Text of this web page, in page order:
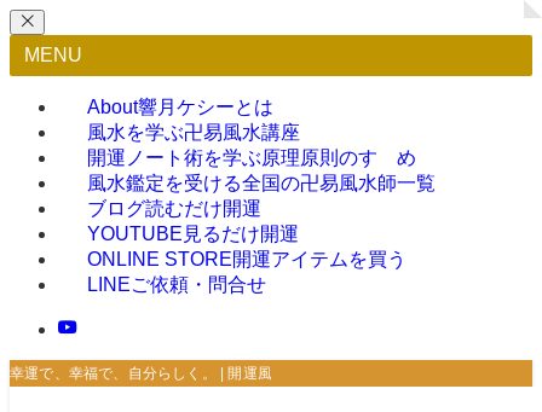
MENU
About響月ケシーとは
風水を学ぶ卍易風水講座
開運ノート術を学ぶ原理原則のすゝめ
風水鑑定を受ける全国の卍易風水師一覧
ブログ読むだけ開運
YOUTUBE 見るだけ開運
ONLINE STORE開運アイテムを買う
LINEご依頼・問合せ
幸運で、幸福で、自分らしく。 | 開運風水術〜響月堂〜